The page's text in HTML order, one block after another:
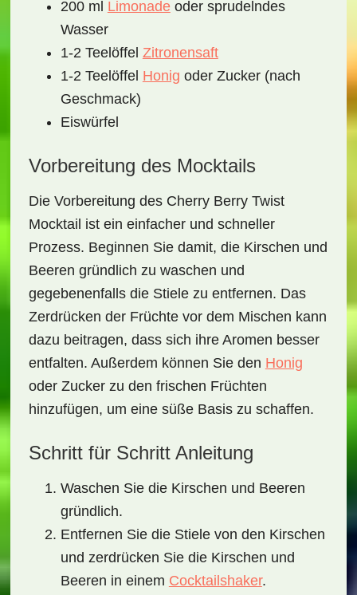
200 ml Limonadeoder sprudelndes
Wasser
1-2 Teelöffel Zitronensaft
1-2 Teelöffel Honig oder Zucker (nach
Geschmack)
Eiswürfel
Vorbereitung des Mocktails
Die Vorbereitung des Cherry Berry Twist
Mocktail ist ein einfacher und schneller
Prozess. Beginnen Sie damit, die Kirschen und
Beeren gründlich zu waschen und
gegebenenfalls die Stiele zu entfernen. Das
Zerdrücken der Früchte vor dem Mischen kann
dazu beitragen, dass sich ihre Aromen besser
entfalten. Außerdem können Sie den Honig
oder Zucker zu den frischen Früchten
hinzufügen, um eine süße Basis zu schaffen.
Schritt für Schritt Anleitung
Waschen Sie die Kirschen und Beeren
gründlich.
Entfernen Sie die Stiele von den Kirschen
und zerdrücken Sie die Kirschen und
Beeren in einem Cocktailshaker.